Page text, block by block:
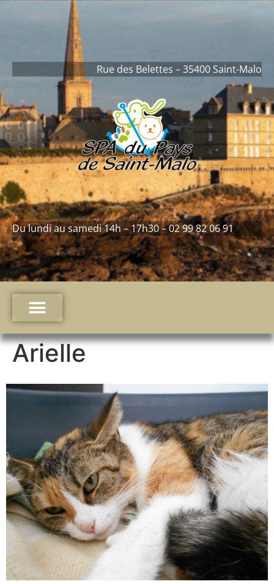
Rue des Belettes – 35400 Saint-Malo
Du lundi au samedi 14h – 17h30 – 02 99 82 06 91
Arielle